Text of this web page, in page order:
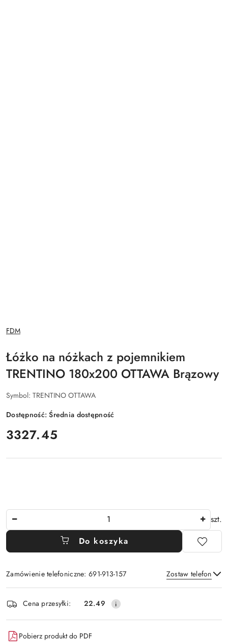
NAZWA
PRODUCENTA:
FDM
Łóżko na nóżkach z pojemnikiem
TRENTINO 180x200 OTTAWA Brązowy
Symbol: TRENTINO OTTAWA
Dostępność:Średnia dostępność
cena:
3327.45
szt.
Do koszyka
Zamówienie telefoniczne: 691-913-157 Zostaw telefon
Wyślij
Dostępność
i
dostawa
Cena przesyłki: 22.49
Pobierz produkt do PDF